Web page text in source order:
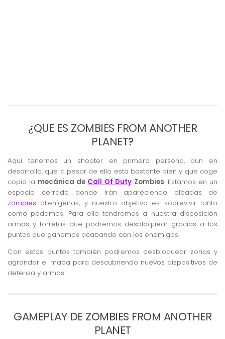
¿QUE ES ZOMBIES FROM ANOTHER
PLANET?
Aquí tenemos un shooter en primera persona, aun en
desarrollo, que a pesar de ello esta bastante bien y que coge
copia la mecánica de Call Of Duty Zombies. Estamos en un
espacio cerrado donde irán apareciendo oleadas de
zombies alienígenas, y nuestro objetivo es sobrevivir tanto
como podamos. Para ello tendremos a nuestra disposición
armas y torretas que podremos desbloquear gracias a los
puntos que ganemos acabando con los enemigos.
Con estos puntos también podremos desbloquear zonas y
agrandar el mapa para descubriendo nuevos dispositivos de
defensa y armas.
GAMEPLAY DE ZOMBIES FROM ANOTHER
PLANET